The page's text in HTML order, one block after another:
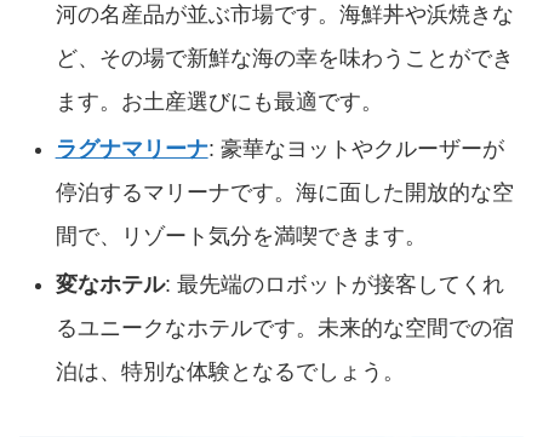
河の名産品が並ぶ市場です。海鮮丼や浜焼きな
ど、その場で新鮮な海の幸を味わうことができ
ます。お土産選びにも最適です。
ラグナマリーナ: 豪華なヨットやクルーザーが
停泊するマリーナです。海に面した開放的な空
間で、リゾート気分を満喫できます。
変なホテル: 最先端のロボットが接客してくれ
るユニークなホテルです。未来的な空間での宿
泊は、特別な体験となるでしょう。